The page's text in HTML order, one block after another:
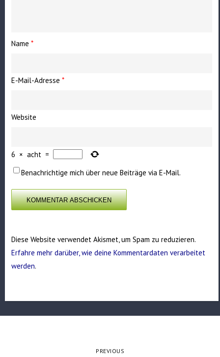
Name*
E-Mail-Adresse*
Website
6 × acht =
Benachrichtige mich über neue Beiträge via E-Mail.
Diese Website verwendet Akismet, um Spam zu reduzieren.
Erfahre mehr darüber, wie deine Kommentardaten verarbeitet
werden.
PREVIOUS